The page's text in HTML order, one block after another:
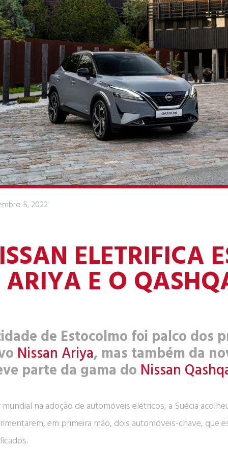
5, 2022
ELETRIFICA
E O
de Estocolmo foi palco dos
Nissan Ariya, mas também da
parte da gama do Nissan
na adoção de automóveis elétricos, a Suécia
em primeira mão, dois automóveis-chave, que